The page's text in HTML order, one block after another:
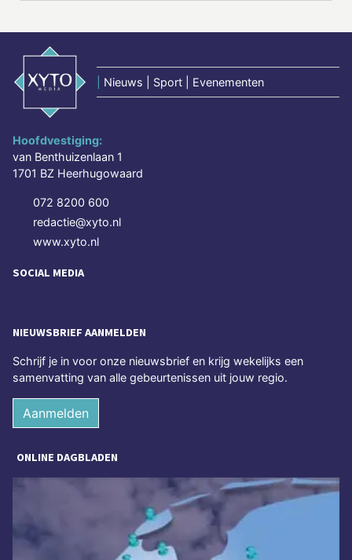
Nieuws | Sport | Evenementen
Hoofdvestiging:
van Benthuizenlaan 1
1701 BZ Heerhugowaard
072 8200 600
redactie@xyto.nl
www.xyto.nl
SOCIAL MEDIA
NIEUWSBRIEF AANMELDEN
Schrijf je in voor onze nieuwsbrief en krijg wekelijks een
samenvatting van alle gebeurtenissen uit jouw regio.
Aanmelden
ONLINE DAGBLADEN